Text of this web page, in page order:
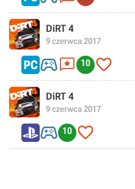
DiRT 4
9 czerwca 2017
 10 
DiRT 4
9 czerwca 2017
 10 